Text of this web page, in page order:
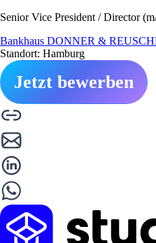
Senior Vice President / Director
Bankhaus DONNER &
Standort: Hamburg
Jetzt bewerben